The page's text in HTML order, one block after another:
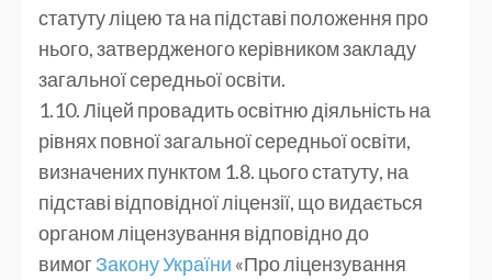
статуту ліцею та на підставі положення про
нього, затвердженого керівником закладу
загальної середньої освіти.
1.10. Ліцей провадить освітню діяльність на
рівнях повної загальної середньої освіти,
визначених пунктом 1.8. цього статуту, на
підставі відповідної ліцензії, що видається
органом ліцензування відповідно до
вимогЗакону України «Про ліцензування